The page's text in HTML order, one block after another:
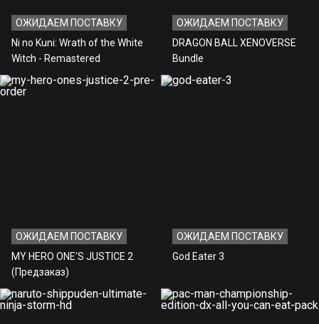
ОЖИДАЕМ ПОСТАВКУ
Ni no Kuni: Wrath of the White
Witch - Remastered
ОЖИДАЕМ ПОСТАВКУ
DRAGON BALL XENOVERSE
Bundle
ОЖИДАЕМ ПОСТАВКУ
MY HERO ONE'S JUSTICE 2
(Предзаказ)
ОЖИДАЕМ ПОСТАВКУ
God Eater 3